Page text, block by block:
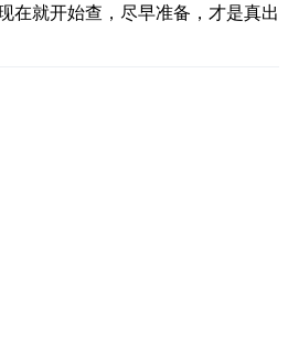
在就开始查，尽早准备，才是真出